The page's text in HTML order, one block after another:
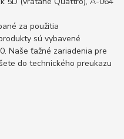
za použitia
sú vybavené
Naše ťažné zariadenia pre
do technického preukazu